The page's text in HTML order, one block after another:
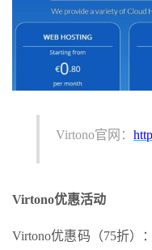
Virtono官网：
Virtono优惠活动
Virtono优惠码（75折）：